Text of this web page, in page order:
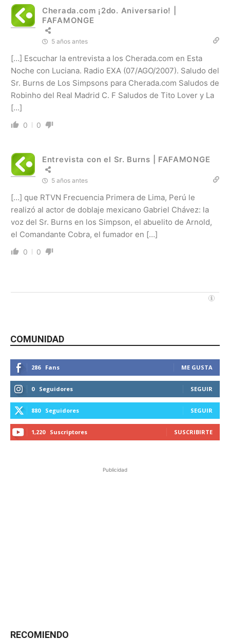
Cherada.com ¡2do. Aniversario! |
FAFAMONGE
5 años antes
[…] Escuchar la entrevista a los Cherada.com en Esta
Noche con Luciana. Radio EXA (07/AGO/2007). Saludo del
Sr. Burns de Los Simpsons para Cherada.com Saludos de
Robinho del Real Madrid C. F Saludos de Tito Lover y La
[…]
0 0
Entrevista con el Sr. Burns | FAFAMONGE
5 años antes
[…] que RTVN Frecuencia Primera de Lima, Perú le
realizó al actor de doblaje mexicano Gabriel Chávez: la
voz del Sr. Burns en los Simpson, el abuelito de Arnold,
el Comandante Cobra, el fumador en […]
0 0
COMUNIDAD
286 Fans ME GUSTA
0 Seguidores SEGUIR
880 Seguidores SEGUIR
1,220 Suscriptores SUSCRIBIRTE
Publicidad
RECOMIENDO